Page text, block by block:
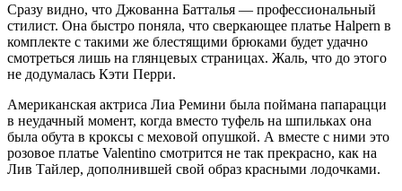
Сразу видно, что Джованна Батталья — профессиональный
стилист. Она быстро поняла, что сверкающее платье Halpern в
комплекте с такими же блестящими брюками будет удачно
смотреться лишь на глянцевых страницах. Жаль, что до этого
не додумалась Кэти Перри.
Американская актриса Лиа Ремини была поймана папарацци
в неудачный момент, когда вместо туфель на шпильках она
была обута в кроксы с меховой опушкой. А вместе с ними это
розовое платье Valentino смотрится не так прекрасно, как на
Лив Тайлер, дополнившей свой образ красными лодочками.